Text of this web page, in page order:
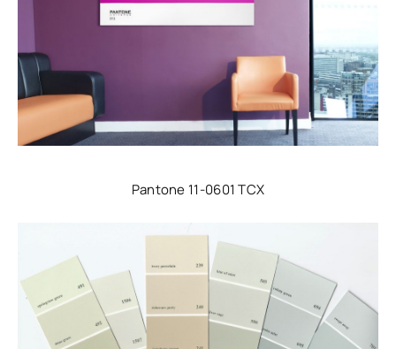
Pantone 11-0601 TCX